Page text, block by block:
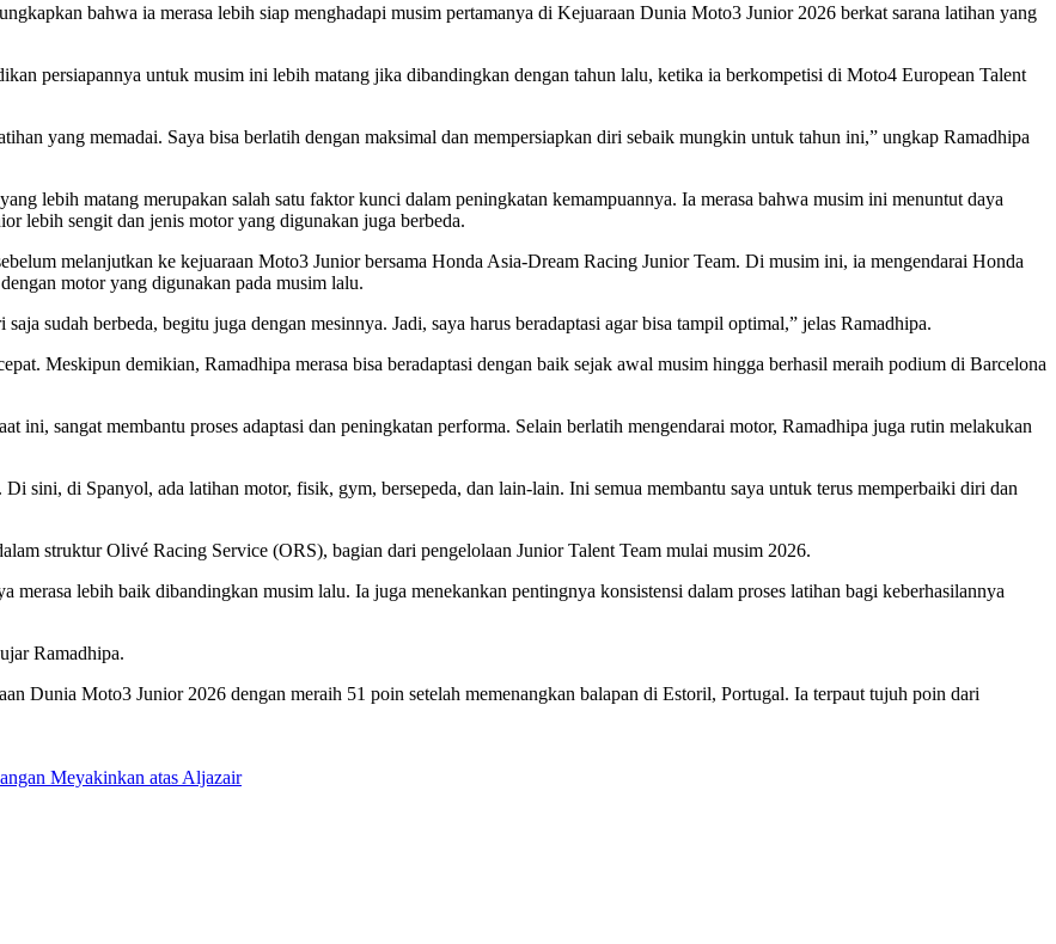
bahwa ia merasa lebih siap menghadapi musim pertamanya di Kejuaraan Dunia Moto3 Junior 2026 berkat sarana latihan yang
persiapannya untuk musim ini lebih matang jika dibandingkan dengan tahun lalu, ketika ia berkompetisi di Moto4 European Talent
yang memadai. Saya bisa berlatih dengan maksimal dan mempersiapkan diri sebaik mungkin untuk tahun ini,” ungkap Ramadhipa
lebih matang merupakan salah satu faktor kunci dalam peningkatan kemampuannya. Ia merasa bahwa musim ini menuntut daya
lebih sengit dan jenis motor yang digunakan juga berbeda.
melanjutkan ke kejuaraan Moto3 Junior bersama Honda Asia-Dream Racing Junior Team. Di musim ini, ia mengendarai Honda
motor yang digunakan pada musim lalu.
sudah berbeda, begitu juga dengan mesinnya. Jadi, saya harus beradaptasi agar bisa tampil optimal,” jelas Ramadhipa.
Meskipun demikian, Ramadhipa merasa bisa beradaptasi dengan baik sejak awal musim hingga berhasil meraih podium di Barcelona
ini, sangat membantu proses adaptasi dan peningkatan performa. Selain berlatih mengendarai motor, Ramadhipa juga rutin melakukan
sini, di Spanyol, ada latihan motor, fisik, gym, bersepeda, dan lain-lain. Ini semua membantu saya untuk terus memperbaiki diri dan
struktur Olivé Racing Service (ORS), bagian dari pengelolaan Junior Talent Team mulai musim 2026.
merasa lebih baik dibandingkan musim lalu. Ia juga menekankan pentingnya konsistensi dalam proses latihan bagi keberhasilannya
Ramadhipa.
Dunia Moto3 Junior 2026 dengan meraih 51 poin setelah memenangkan balapan di Estoril, Portugal. Ia terpaut tujuh poin dari
Meyakinkan atas Aljazair